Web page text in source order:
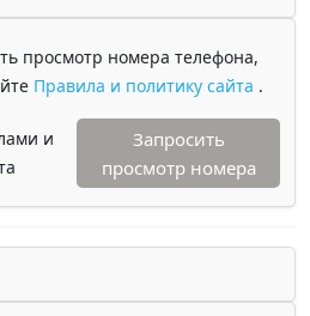
просмотр номера телефона,
Правила и политику сайта .
и
Запросить
просмотр номера